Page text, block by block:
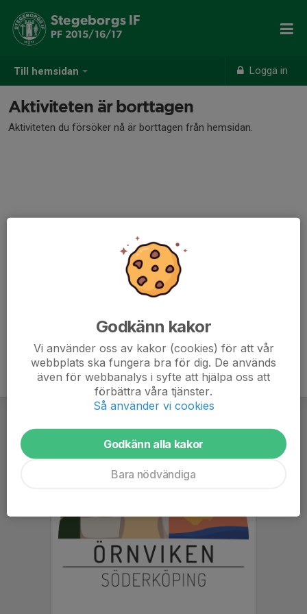
Till hemsidan Logga in
Stegeborgs IF
PF 2015/16/17
Aktiviteten är borttagen
Aktiviteten du försöker nå är borttagen från hemsidan.
Godkänn kakor
Vi använder oss av kakor (cookies) för att vår
webbplats ska fungera bra för dig. De används
även för webbanalys i syfte att hjälpa oss att
förbättra våra tjänster.
Så använder vi cookies
Godkänn alla kakor
Bara nödvändiga